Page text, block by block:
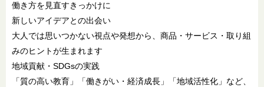
働き方を見直すきっかけに
新しいアイデアとの出会い
大人では思いつかない視点や発想から、商品・サービス・取り組
みのヒントが生まれます
地域貢献・SDGsの実践
「質の高い教育」「働きがい・経済成長」「地域活性化」など、